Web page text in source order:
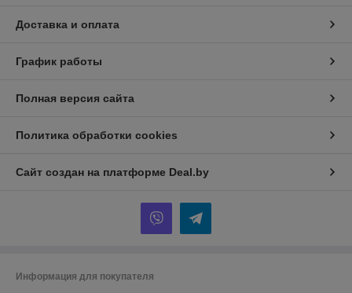
Доставка и оплата
График работы
Полная версия сайта
Политика обработки cookies
Сайт создан на платформе Deal.by
Информация для покупателя